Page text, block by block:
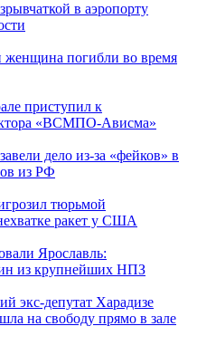
в аэропорту
женщина погибли во время
приступил к
«ВСМПО-Ависма»
дело из-за «фейков» в
из РФ
тюрьмой
ракет у США
Ярославль:
из крупнейших НПЗ
экс-депутат Харадизе
на свободу прямо в зале